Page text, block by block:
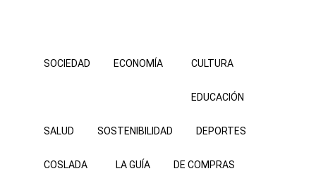
SOCIEDAD ECONOMÍA CULTURA
EDUCACIÓN
SALUD SOSTENIBILIDAD DEPORTES
COSLADA LA GUÍA DE COMPRAS